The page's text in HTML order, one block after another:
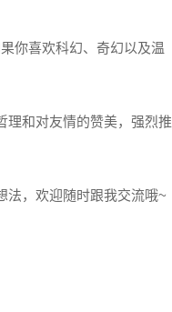
你喜欢科幻、奇幻以及温
理和对友情的赞美，强烈推
法，欢迎随时跟我交流哦~